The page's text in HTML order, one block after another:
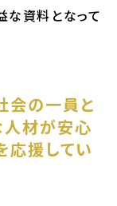
資料となって
会の一員と
人材が安心
応援してい